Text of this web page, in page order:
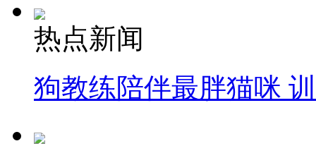
热点新闻
狗教练陪伴最胖猫咪